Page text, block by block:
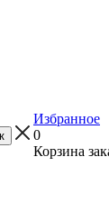
Избранное
0
Корзина